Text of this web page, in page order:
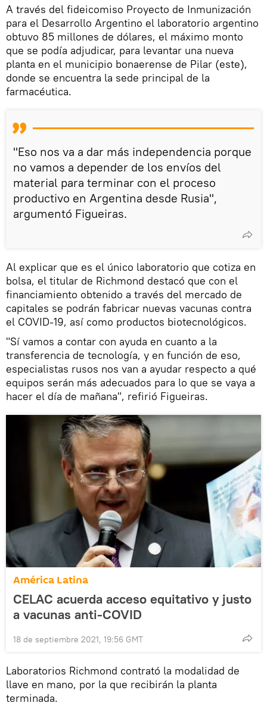
A través del fideicomiso Proyecto de Inmunización
para el Desarrollo Argentino el laboratorio argentino
obtuvo 85 millones de dólares, el máximo monto
que se podía adjudicar, para levantar una nueva
planta en el municipio bonaerense de Pilar (este),
donde se encuentra la sede principal de la
farmacéutica.
"Eso nos va a dar más independencia porque
no vamos a depender de los envíos del
material para terminar con el proceso
productivo en Argentina desde Rusia",
argumentó Figueiras.
Al explicar que es el único laboratorio que cotiza en
bolsa, el titular de Richmond destacó que con el
financiamiento obtenido a través del mercado de
capitales se podrán fabricar nuevas vacunas contra
el COVID-19, así como productos biotecnológicos.
"Sí vamos a contar con ayuda en cuanto a la
transferencia de tecnología, y en función de eso,
especialistas rusos nos van a ayudar respecto a qué
equipos serán más adecuados para lo que se vaya a
hacer el día de mañana", refirió Figueiras.
América Latina
CELAC acuerda acceso equitativo y justo
a vacunas anti-COVID
18 de septiembre 2021, 19:56 GMT
Laboratorios Richmond contrató la modalidad de
llave en mano, por la que recibirán la planta
terminada.